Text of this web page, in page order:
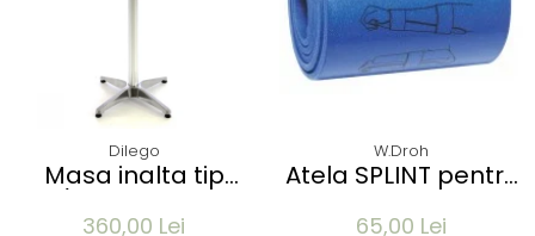
Dilego
Masa inalta tip
360,00 Lei
W.Droh
Atela SPLINT pentru
65,00 Lei